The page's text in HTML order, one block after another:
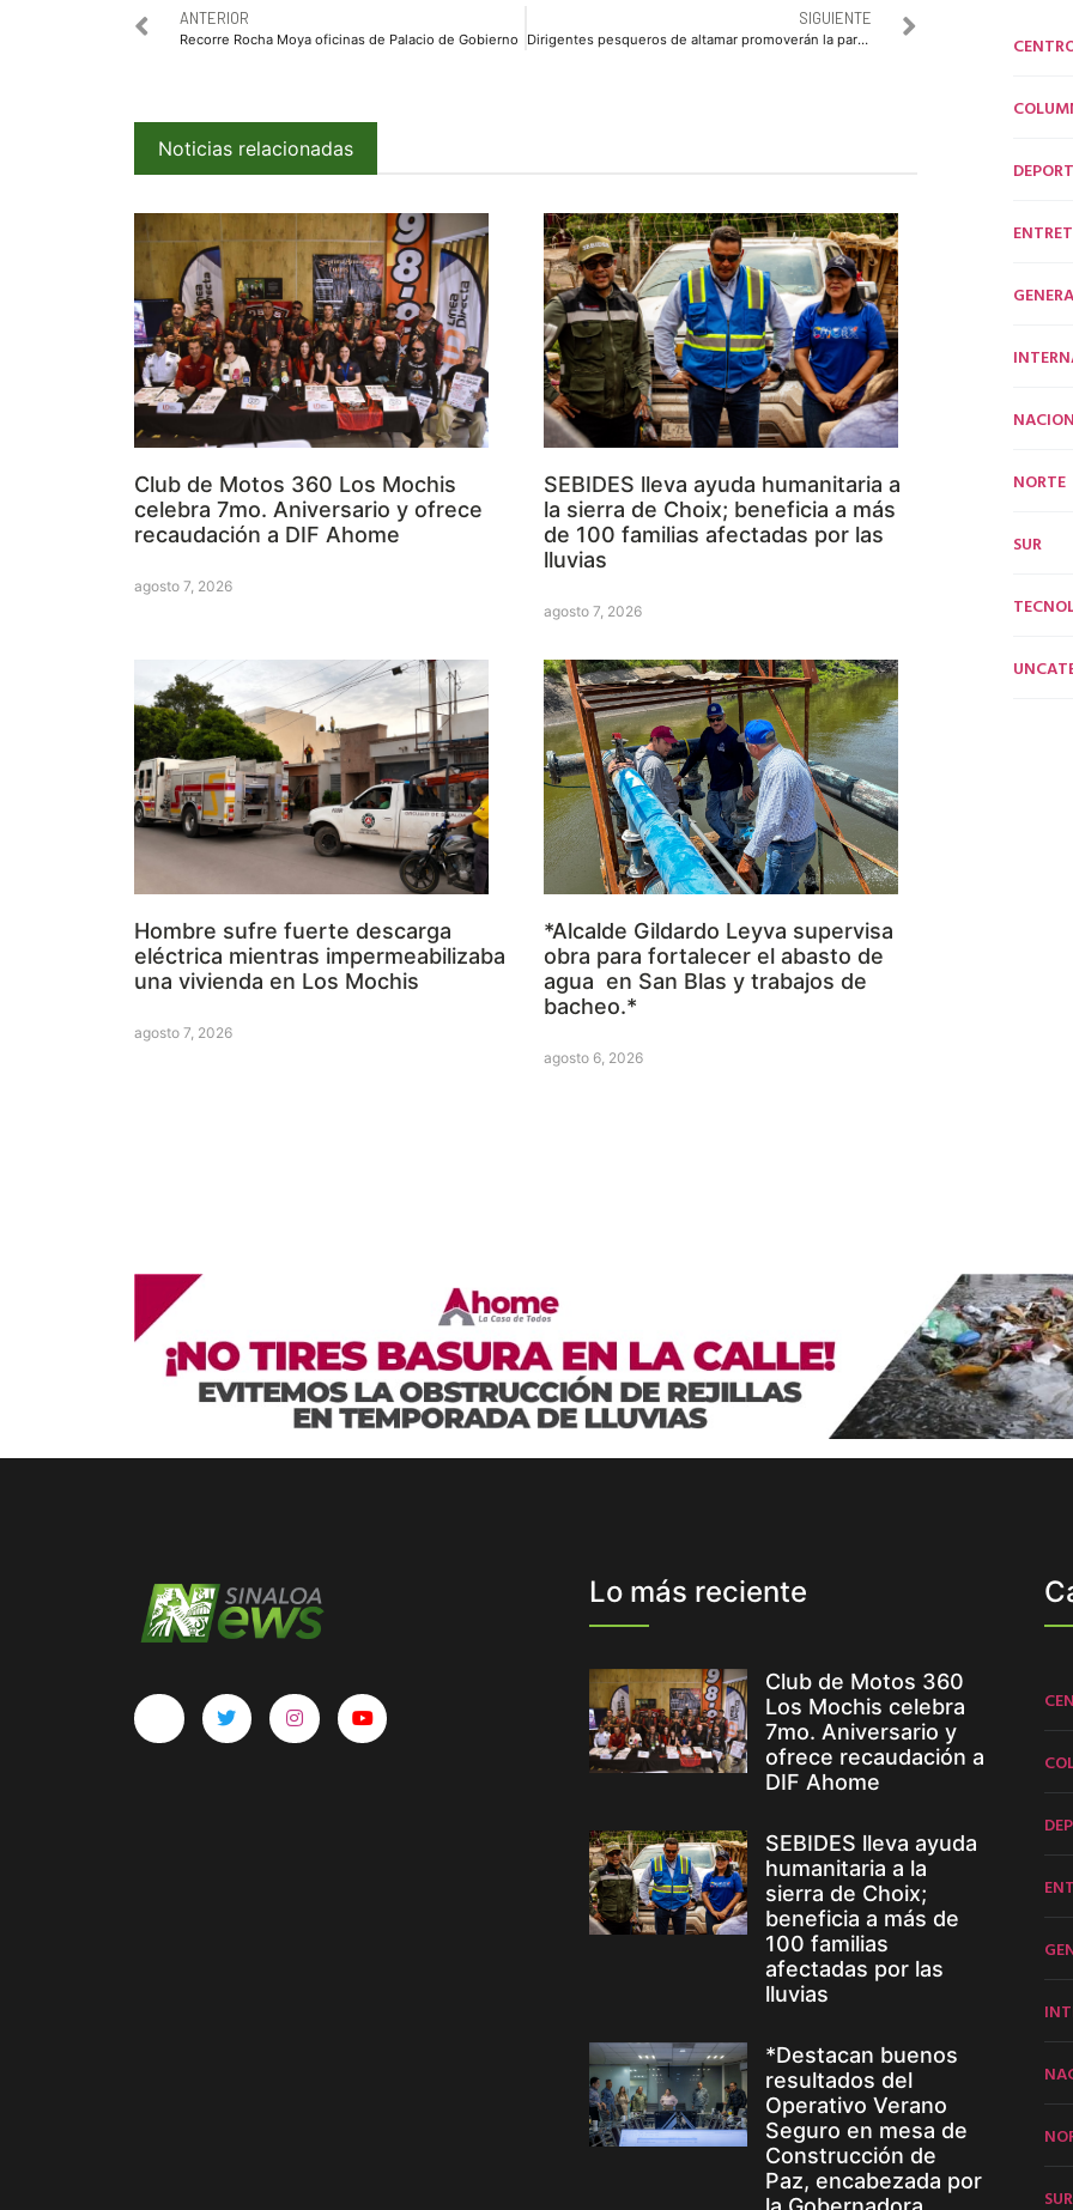
ANTERIOR
Recorre Rocha Moya oficinas de Palacio de Gobierno
SIGUIENTE
Dirigentes pesqueros de altamar promoverán la participación de su gremio en la consulta para que se quede la planta de fertilizantes de GPO
Noticias relacionadas
Club de Motos 360 Los Mochis
celebra 7mo. Aniversario y ofrece
recaudación a DIF Ahome
agosto 7, 2026
SEBIDES lleva ayuda humanitaria a
la sierra de Choix; beneficia a más
de 100 familias afectadas por las
lluvias
agosto 7, 2026
Hombre sufre fuerte descarga
eléctrica mientras impermeabilizaba
una vivienda en Los Mochis
agosto 7, 2026
*Alcalde Gildardo Leyva supervisa
obra para fortalecer el abasto de
agua en San Blas y trabajos de
bacheo.*
agosto 6, 2026
NORTE
SUR
Lo más reciente
Club de Motos 360
Los Mochis celebra
7mo. Aniversario y
ofrece recaudación a
DIF Ahome
SEBIDES lleva ayuda
humanitaria a la
sierra de Choix;
beneficia a más de
100 familias
afectadas por las
lluvias
*Destacan buenos
resultados del
Operativo Verano
Seguro en mesa de
Construcción de
Paz, encabezada por
SUR